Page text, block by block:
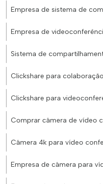
Empresa de sistema de
Empresa de
Sistema de
Clickshare para
Clickshare para
Comprar câmera de vídeo
Câmera 4k para vídeo
Empresa de câmera para